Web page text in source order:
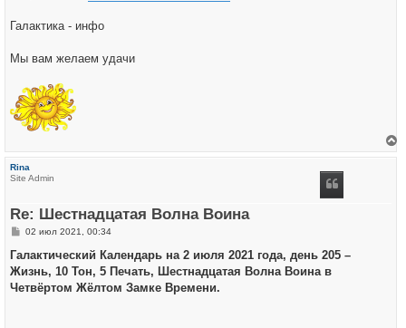
Галактика - инфо
Мы вам желаем удачи
Rina
Site Admin
Re: Шестнадцатая Волна Воина
С
о
щ
е
02 июл 2021, 00:34
Галактический Календарь на 2 июля 2021 года, день 205 –
Жизнь, 10 Тон, 5 Печать, Шестнадцатая Волна Воина в
Четвёртом Жёлтом Замке Времени.